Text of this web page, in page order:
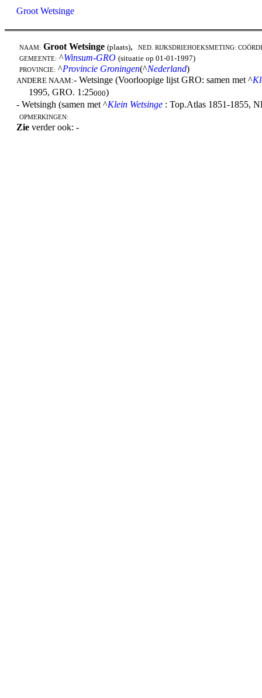
Groot Wetsinge
NAAM: Groot Wetsinge (plaats),
NED. RIJKSDRIEHOEKSMETING:
GEMEENTE: ^Winsum-GRO (situatie op 01-01-1997)
PROVINCIE: ^Provincie Groningen(^Nederland)
ANDERE NAAM:- Wetsinge (Voorloopige lijst GRO: samen met ^
1995, GRO. 1:25000)
- Wetsingh (samen met ^Klein Wetsinge : Top.Atlas 1851-1855,
OPMERKINGEN:
Zie verder ook: -